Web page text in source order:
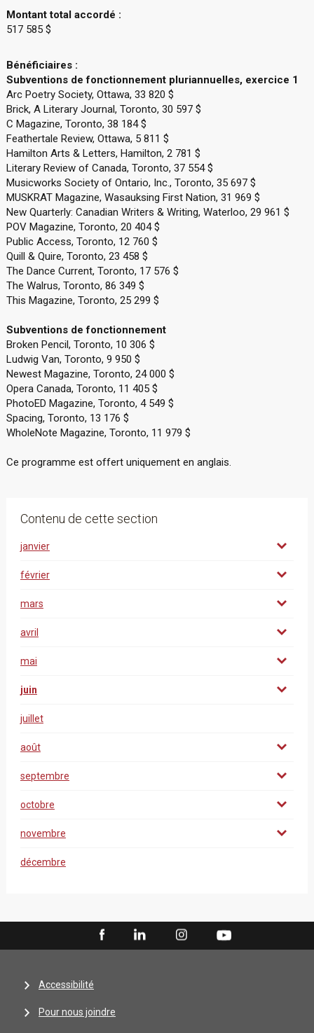
Montant total accordé :
517 585 $
Bénéficiaires :
Subventions de fonctionnement pluriannuelles, exercice 1
Arc Poetry Society, Ottawa, 33 820 $
Brick, A Literary Journal, Toronto, 30 597 $
C Magazine, Toronto, 38 184 $
Feathertale Review, Ottawa, 5 811 $
Hamilton Arts & Letters, Hamilton, 2 781 $
Literary Review of Canada, Toronto, 37 554 $
Musicworks Society of Ontario, Inc., Toronto, 35 697 $
MUSKRAT Magazine, Wasauksing First Nation, 31 969 $
New Quarterly: Canadian Writers & Writing, Waterloo, 29 961 $
POV Magazine, Toronto, 20 404 $
Public Access, Toronto, 12 760 $
Quill & Quire, Toronto, 23 458 $
The Dance Current, Toronto, 17 576 $
The Walrus, Toronto, 86 349 $
This Magazine, Toronto, 25 299 $
Subventions de fonctionnement
Broken Pencil, Toronto, 10 306 $
Ludwig Van, Toronto, 9 950 $
Newest Magazine, Toronto, 24 000 $
Opera Canada, Toronto, 11 405 $
PhotoED Magazine, Toronto, 4 549 $
Spacing, Toronto, 13 176 $
WholeNote Magazine, Toronto, 11 979 $
Ce programme est offert uniquement en anglais.
Contenu de cette section
janvier
février
mars
avril
mai
juin
juillet
août
septembre
octobre
novembre
décembre
Accessibilité
Pour nous joindre